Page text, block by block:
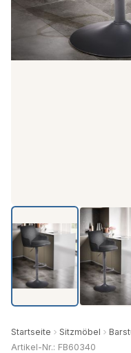
Startseite Sitzmöbel
Artikel-Nr.: FB60340